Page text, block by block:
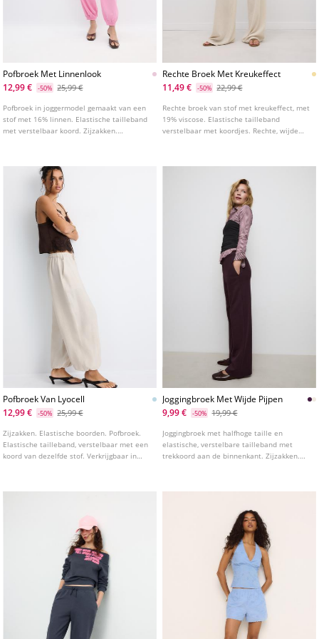
Pofbroek Met Linnenlook
12,99 €
-50% 25,99 €
Pofbroek in joggermodel gemaakt van een
stof met 16% linnen. Elastische tailleband
met verstelbaar koord. Zijzakken.
Rechte Broek Met Kreukeffect
11,49 €
-50% 22,99 €
Rechte broek van stof met kreukeffect, met
19% viscose. Elastische tailleband
verstelbaar met koordjes. Rechte, wijde
Pofbroek Van Lyocell
12,99 €
-50% 25,99 €
Zijzakken. Elastische boorden. Pofbroek.
Elastische tailleband, verstelbaar met een
koord van dezelfde stof. Verkrijgbaar in
Joggingbroek Met Wijde Pijpen
9,99 €
-50% 19,99 €
Joggingbroek met halfhoge taille en
elastische, verstelbare tailleband met
trekkoord aan de binnenkant. Zijzakken.